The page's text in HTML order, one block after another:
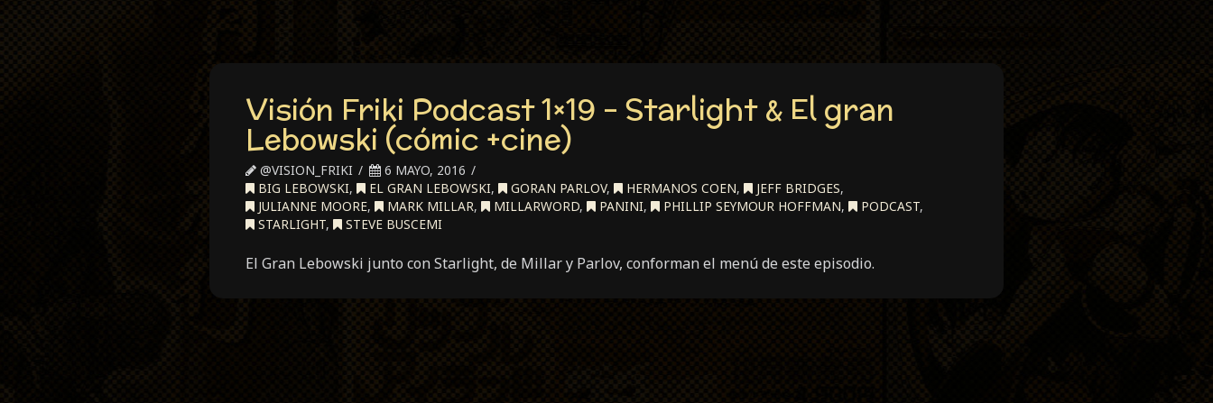
Visión Friki Podcast 1×19 – Starlight & El gran
Lebowski (cómic +cine)
@VISION_FRIKI
6 MAYO, 2016
BIG LEBOWSKI, EL GRAN LEBOWSKI, GORAN PARLOV, HERMANOS COEN, JEFF BRIDGES,
JULIANNE MOORE, MARK MILLAR, MILLARWORD, PANINI, PHILLIP SEYMOUR HOFFMAN, PODCAST,
STARLIGHT, STEVE BUSCEMI
El Gran Lebowski junto con Starlight, de Millar y Parlov, conforman el menú de este episodio.